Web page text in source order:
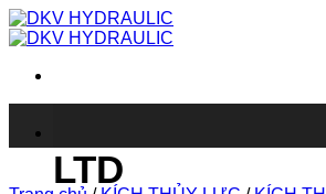
Chuyển
đến
dung
LTD